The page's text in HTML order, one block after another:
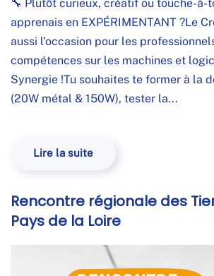
🔧 Plutôt curieux, créatif ou touche-à-
apprenais en EXPÉRIMENTANT ?Le
aussi l’occasion pour les
compétences sur les machines et
Synergie !Tu souhaites te former à la
(20W métal & 150W), tester la...
Lire la suite
Rencontre régionale des
Pays de la Loire